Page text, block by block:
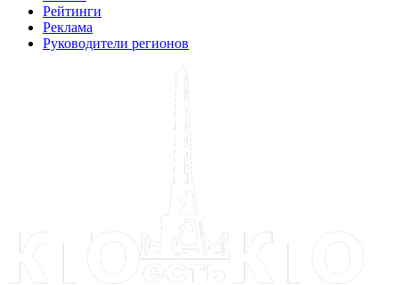
Рейтинги
Реклама
Руководители регионов